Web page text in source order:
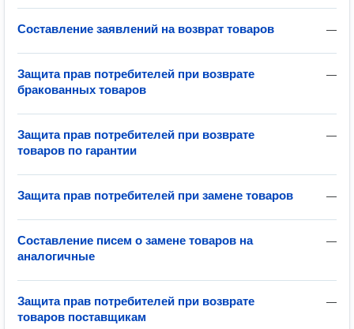
—
Составление заявлений на возврат товаров
—
Защита прав потребителей при возврате
бракованных товаров
—
Защита прав потребителей при возврате
товаров по гарантии
—
Защита прав потребителей при замене товаров
—
Составление писем о замене товаров на
аналогичные
—
Защита прав потребителей при возврате
товаров поставщикам